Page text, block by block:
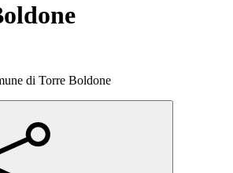
di Torre Boldone